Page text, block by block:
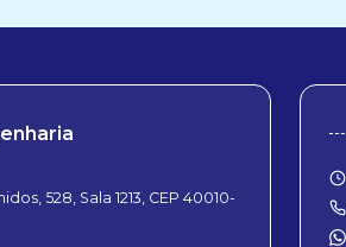
528, Sala 1213, CEP 40010-